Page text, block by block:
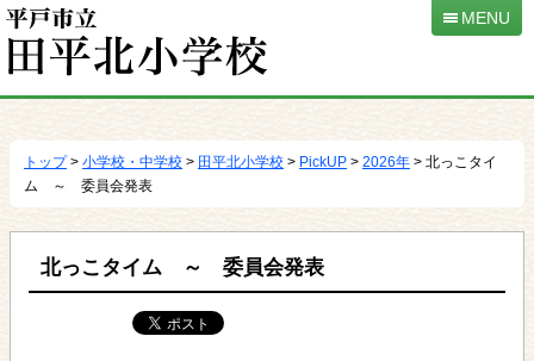
動
MENU
トップ> 小学校・中学校 > 田平北小学校 > PickUP > 2026年 > 北っこタイ
ム ～ 委員会発表
北っこタイム ～ 委員会発表